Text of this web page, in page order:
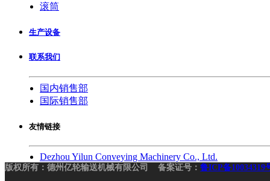
滚筒
生产设备
联系我们
国内销售部
国际销售部
友情链接
Dezhou Yilun Conveying Machinery Co., Ltd.
版权所有：德州亿轮输送机械有限公司 备案证号： 鲁ICP备10034319